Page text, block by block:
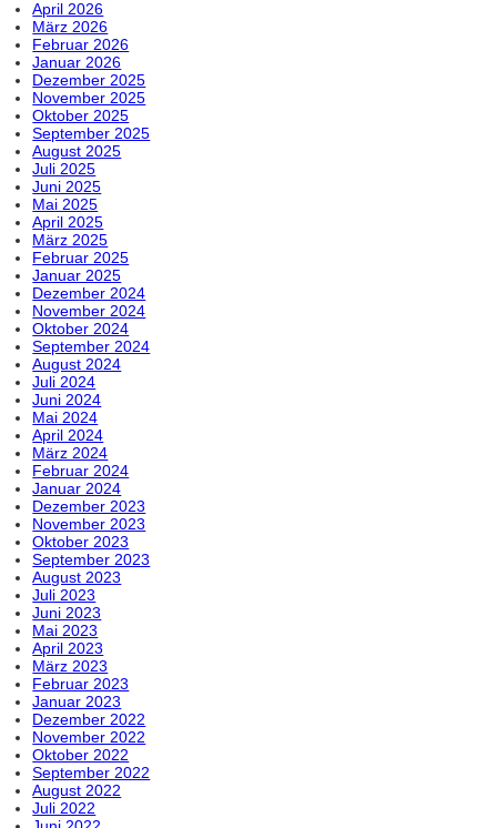
April 2026
März 2026
Februar 2026
Januar 2026
Dezember 2025
November 2025
Oktober 2025
September 2025
August 2025
Juli 2025
Juni 2025
Mai 2025
April 2025
März 2025
Februar 2025
Januar 2025
Dezember 2024
November 2024
Oktober 2024
September 2024
August 2024
Juli 2024
Juni 2024
Mai 2024
April 2024
März 2024
Februar 2024
Januar 2024
Dezember 2023
November 2023
Oktober 2023
September 2023
August 2023
Juli 2023
Juni 2023
Mai 2023
April 2023
März 2023
Februar 2023
Januar 2023
Dezember 2022
November 2022
Oktober 2022
September 2022
August 2022
Juli 2022